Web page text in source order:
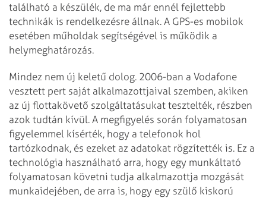
található a készülék, de ma már ennél fejlettebb
technikák is rendelkezésre állnak. A GPS-es mobilok
esetében műholdak segítségével is működik a
helymeghatározás.
Mindez nem új keletű dolog. 2006-ban a Vodafone
vesztett pert saját alkalmazottjaival szemben, akiken
az új flottakövető szolgáltatásukat tesztelték, részben
azok tudtán kívül. A megfigyelés során folyamatosan
figyelemmel kísérték, hogy a telefonok hol
tartózkodnak, és ezeket az adatokat rögzítették is. Ez a
technológia használható arra, hogy egy munkáltató
folyamatosan követni tudja alkalmazottja mozgását
munkaidejében, de arra is, hogy egy szülő kiskorú